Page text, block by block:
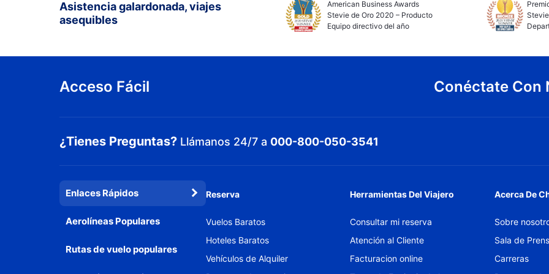
Asistencia galardonada, viajes
asequibles
American Business Awards
Stevie de Oro 2020 – Producto
Equipo directivo del año
Acceso Fácil Conéctate Con
¿Tienes Preguntas? Llámanos 24/7 a 000-800-050-3541
Enlaces Rápidos
Aerolíneas Populares
Rutas de vuelo populares
Reserva
Vuelos Baratos
Hoteles Baratos
Vehículos de Alquiler
Herramientas Del Viajero
Consultar mi reserva
Atención al Cliente
Facturacion online
Acerca De
Sobre
Sala de
Carreras